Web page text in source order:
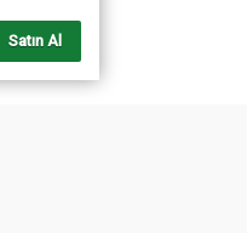
Satın Al